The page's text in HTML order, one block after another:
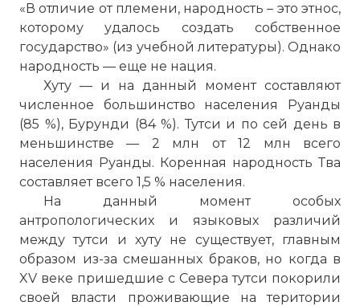
«В отличие от племени, народность – это этнос,
которому удалось создать собственное
государство» (из учебной литературы). Однако
народность — еще не нация.
Хуту — и на данный момент составляют
численное большинство населения Руанды
(85 %), Бурунди (84 %). Тутси и по сей день в
меньшинстве — 2 млн от 12 млн всего
населения Руанды. Коренная народность Тва
составляет всего 1,5 % населения.
На данный момент особых
антропологических и языковых различий
между тутси и хуту не существует, главным
образом из-за смешанных браков, но когда в
XV веке пришедшие с Севера тутси покорили
своей власти проживающие на територии